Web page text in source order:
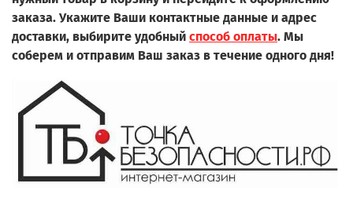
заказа. Укажите Ваши контактные данные и адрес
доставки, выбирите удобный способ оплаты. Мы
соберем и отправим Ваш заказ в течение одного дня!